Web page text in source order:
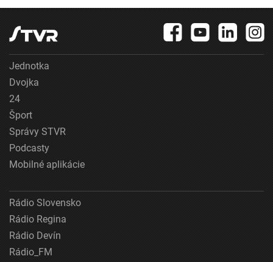
Jednotka
Dvojka
24
Šport
Správy STVR
Podcasty
Mobilné aplikácie
Rádio Slovensko
Rádio Regina
Rádio Devín
Rádio_FM